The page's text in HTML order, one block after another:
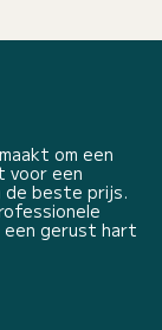
om een
voor een
beste prijs.
een gerust hart